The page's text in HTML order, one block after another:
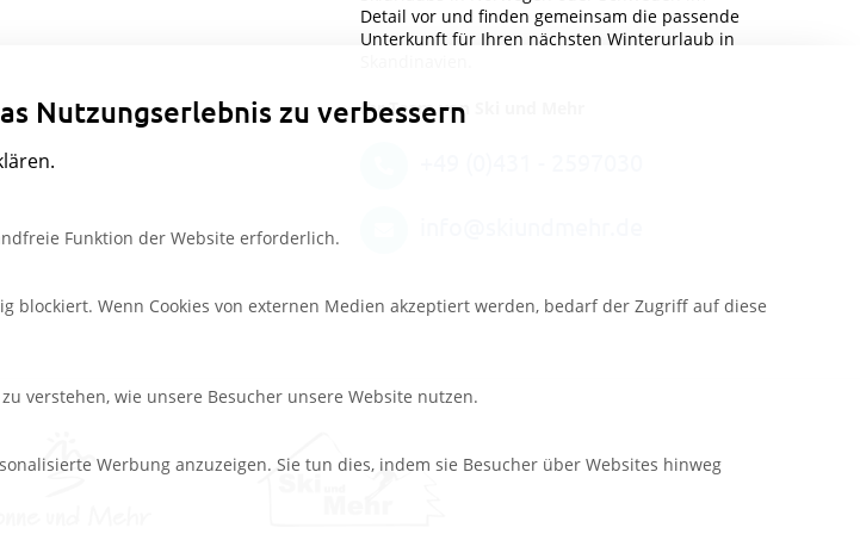
Detail vor und finden gemeinsam die passende
Unterkunft für Ihren nächsten Winterurlaub in
Ihr Team von Ski und Mehr
Nutzungserlebnis zu verbessern
Funktion der Website erforderlich.
Wenn Cookies von externen Medien akzeptiert werden, bedarf der Zugriff auf diese
verstehen, wie unsere Besucher unsere Website nutzen.
Werbung anzuzeigen. Sie tun dies, indem sie Besucher über Websites hinweg